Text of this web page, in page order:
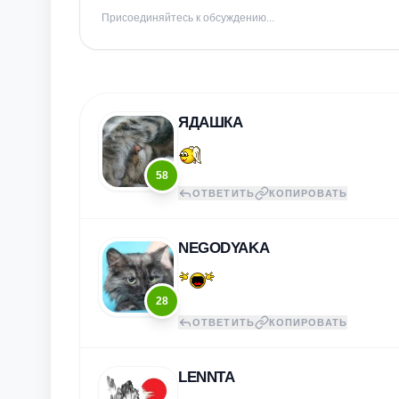
Присоединяйтесь к обсуждению...
58
ЯДАШКА
ОТВЕТИТЬ КОПИРОВАТЬ
28
NEGODYAKA
ОТВЕТИТЬ КОПИРОВАТЬ
LENNTA